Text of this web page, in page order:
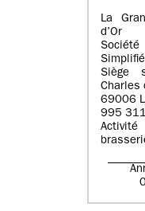
La
d’Or
Siège
Charles
69006
995
Activité